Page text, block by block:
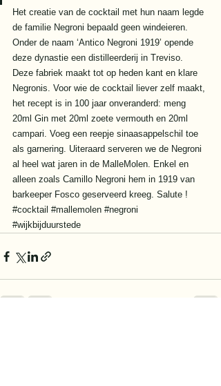
Het creatie van de cocktail met hun naam legde
de familie Negroni bepaald geen windeieren.
Onder de naam ‘Antico Negroni 1919’ opende
deze dynastie een distilleerderij in Treviso.
Deze fabriek maakt tot op heden kant en klare
Negronis. Voor wie de cocktail liever zelf maakt,
het recept is in 100 jaar onveranderd: meng
20ml Gin met 20ml zoete vermouth en 20ml
campari. Voeg een reepje sinaasappelschil toe
als garnering. Uiteraard serveren we de Negroni
al heel wat jaren in de MalleMolen. Enkel en
alleen zoals Camillo Negroni hem in 1919 van
barkeeper Fosco geserveerd kreeg. Salute !
#cocktail #mallemolen #negroni
#wijkbijduurstede